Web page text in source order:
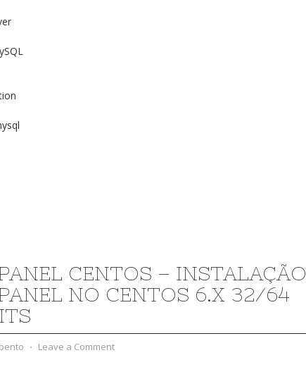
CENTOS – INSTALAÇÃO
NO CENTOS 6.X 32/64
bento ⋅ Leave a Comment